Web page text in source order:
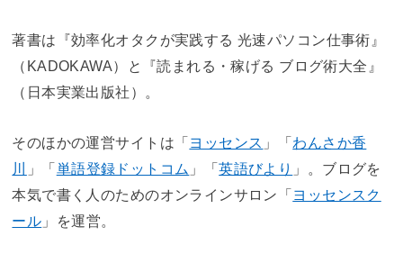
著書は『効率化オタクが実践する 光速パソコン仕事術』
（KADOKAWA）と『読まれる・稼げる ブログ術大全』
（日本実業出版社）。
そのほかの運営サイトは「ヨッセンス 」「わんさか香
川
」「単語登録ドットコム 」「英語びより 」。ブログを
本気で書く人のためのオンラインサロン「ヨッセンスク
ール 」を運営。